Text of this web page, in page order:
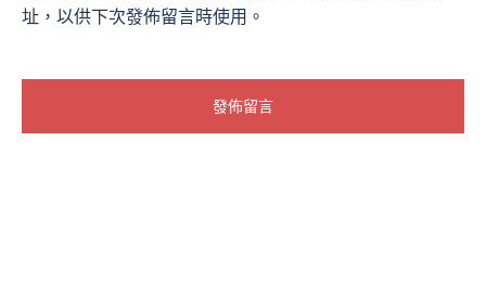
址，以供下次發佈留言時使用。